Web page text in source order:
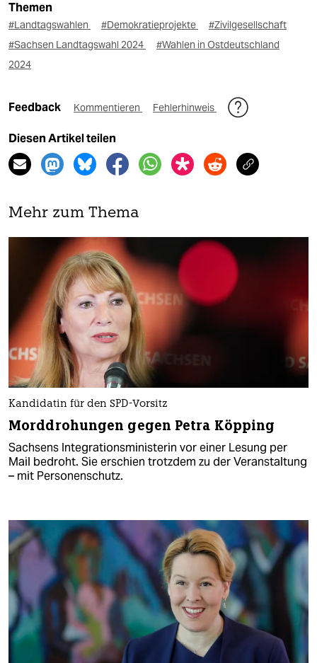
Themen
#Landtagswahlen #Demokratieprojekte
#Zivilgesellschaft
#Sachsen Landtagswahl 2024
#Wahlen in Ostdeutschland
2024
Feedback Kommentieren Fehlerhinweis
Diesen Artikel teilen
Mehr zum Thema
Kandidatin für den SPD-Vorsitz
Morddrohungen gegen Petra Köpping
Sachsens Integrationsministerin vor einer Lesung per
Mail bedroht. Sie erschien trotzdem zu der Veranstaltung
– mit Personenschutz.